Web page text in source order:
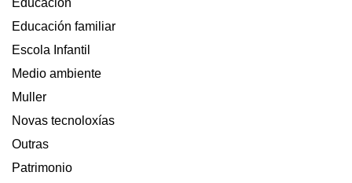
Educación familiar
Escola Infantil
Medio ambiente
Muller
Novas tecnoloxías
Outras
Patrimonio